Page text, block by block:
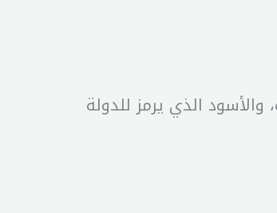
والأسود الذي يرمز للدولة